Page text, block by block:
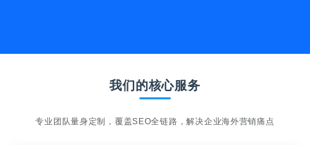
我们的核心服务
专业团队量身定制，覆盖SEO全链路，解决企业海外营销痛点